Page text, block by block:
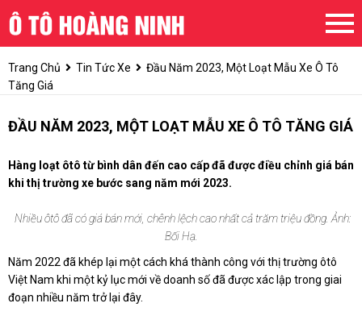
Trang Chủ Tin Tức Xe
Đầu Năm 2023, Một Loạt Mẫu Xe Ô Tô
Tăng Giá
ĐẦU NĂM 2023, MỘT LOẠT MẪU XE Ô TÔ TĂNG GIÁ
Hàng loạt ôtô từ bình dân đến cao cấp đã được điều chỉnh giá bán
khi thị trường xe bước sang năm mới 2023.
Nhiều ôtô đã có giá bán mới, chênh lệch cao nhất cả trăm triệu đồng. Ảnh:
Bối Hạ.
Năm 2022 đã khép lại một cách khá thành công với thị trường ôtô
Việt Nam khi một kỷ lục mới về doanh số đã được xác lập trong giai
đoạn nhiều năm trở lại đây.